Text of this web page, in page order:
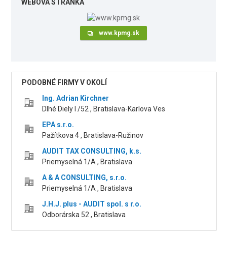
WEBOVÁ STRÁNKA
www.kpmg.sk
PODOBNÉ FIRMY V OKOLÍ
Ing. Adrian Kirchner
Dlhé Diely I /52 , Bratislava-Karlova Ves
EPA s.r.o.
Pažítkova 4 , Bratislava-Ružinov
AUDIT TAX CONSULTING, k.s.
Priemyselná 1/A , Bratislava
A & A CONSULTING, s.r.o.
Priemyselná 1/A , Bratislava
J.H.J. plus - AUDIT spol. s r.o.
Odborárska 52 , Bratislava